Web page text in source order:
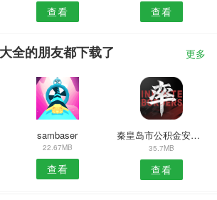
查看 查看
全的朋友都下载了 更多
sambaser
22.67MB
查看
秦皇岛市公积金安卓版
35.7MB
查看